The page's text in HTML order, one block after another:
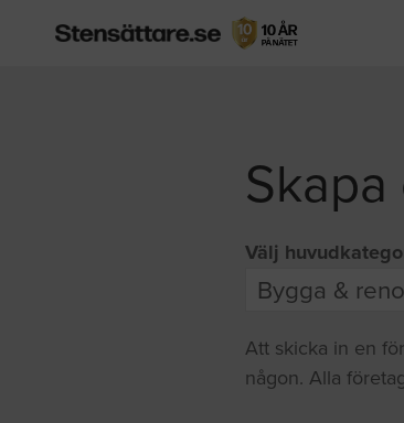
Välj
Att skicka in en
någon. Alla